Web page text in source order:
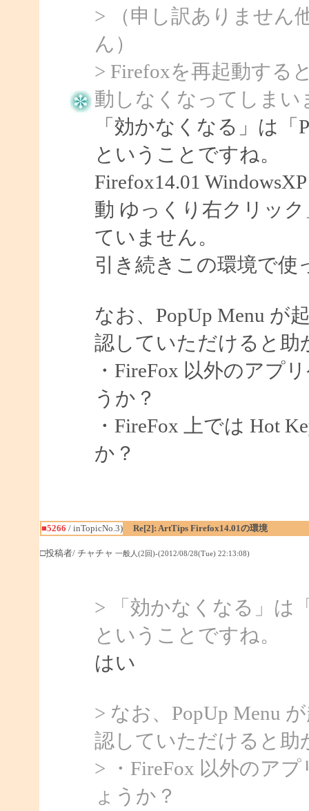
> （申し訳ありません
ん）
> Firefoxを再起動する
動しなくなってしまい
「効かなくなる」は
ということですね。
Firefox14.01
動 ゆっくり右クリッ
ていません。
引き続きこの環境で使
なお、PopUp Menu が
認していただけると助
・FireFox 以外のアプ
うか？
・FireFox 上では Hot
か？
■5266 / inTopicNo.3) Re[2]: ArtTips Firefox14.01の環境
□投稿者/ チャチャ 一般人(2回)-(2012/08/28(Tue) 22:13:08)
> 「効かなくなる」は
ということですね。
はい
> なお、PopUp Menu
認していただけると助
> ・FireFox 以外のア
ょうか？